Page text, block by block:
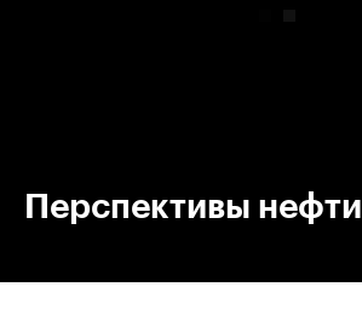
Перспективы нефти